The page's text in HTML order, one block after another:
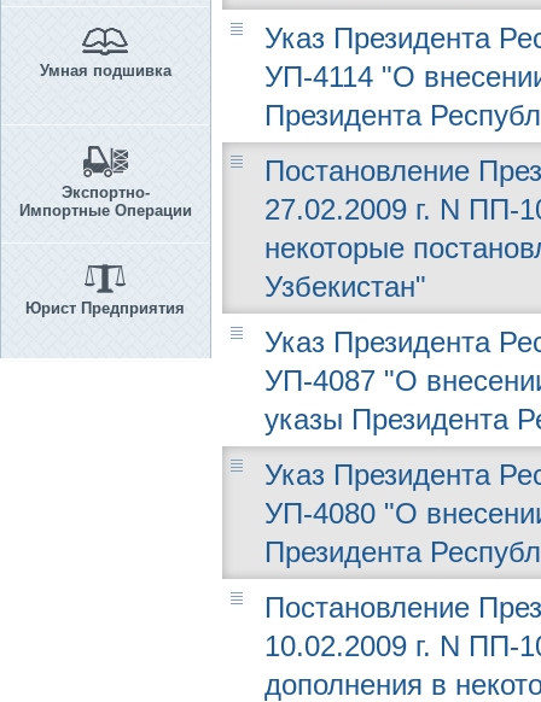
Умная подшивка
Экспортно-
Импортные Операции
Юрист Предприятия
Указ Президента
УП-4114 "О
Президента
Постановление
27.02.2009 г. N ПП-
некоторые
Узбекистан"
Указ Президента
УП-4087 "О
указы Президента
Указ Президента
УП-4080 "О
Президента
Постановление
10.02.2009 г. N ПП-
дополнения в